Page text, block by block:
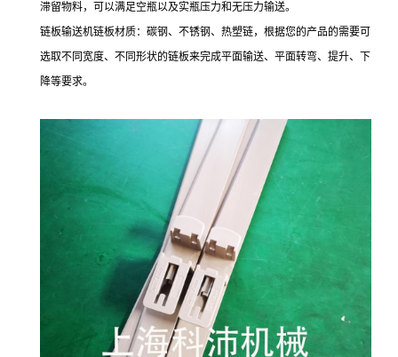
滞留物料，可以满足空瓶以及实瓶压力和无压力输送。
链板输送机链板材质：碳钢、不锈钢、热塑链，根据您的产品的需要可
选取不同宽度、不同形状的链板来完成平面输送、平面转弯、提升、下
降等要求。